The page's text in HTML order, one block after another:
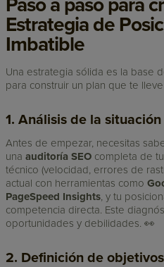
Paso a paso para
Estrategia de
Imbatible
Una estrategia sólida es la base
para construir un plan que te
1. Análisis de la
Antes de empezar, necesitas
unaauditoría SEO completa de
técnico (velocidad, errores de
actual con herramientas como
PageSpeed Insights , y tu
competencia directa. Este
oportunidades y debilidades. 👀
2. Definición de